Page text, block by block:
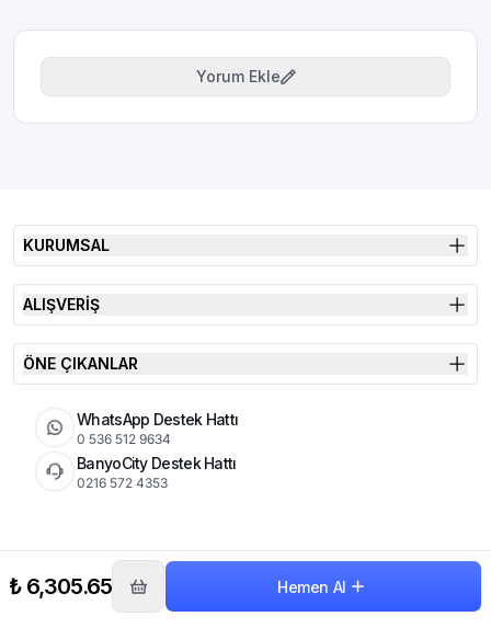
₺ 6,305.65 Hemen Al
Yorum Ekle
KURUMSAL
ALIŞVERİŞ
ÖNE ÇIKANLAR
WhatsApp Destek Hattı
0 536 512 9634
BanyoCity Destek Hattı
0216 572 4353
© 2026 Şimşek Banyo & Seramik | Tüm Hakları Saklıdır
Çerez Politikası